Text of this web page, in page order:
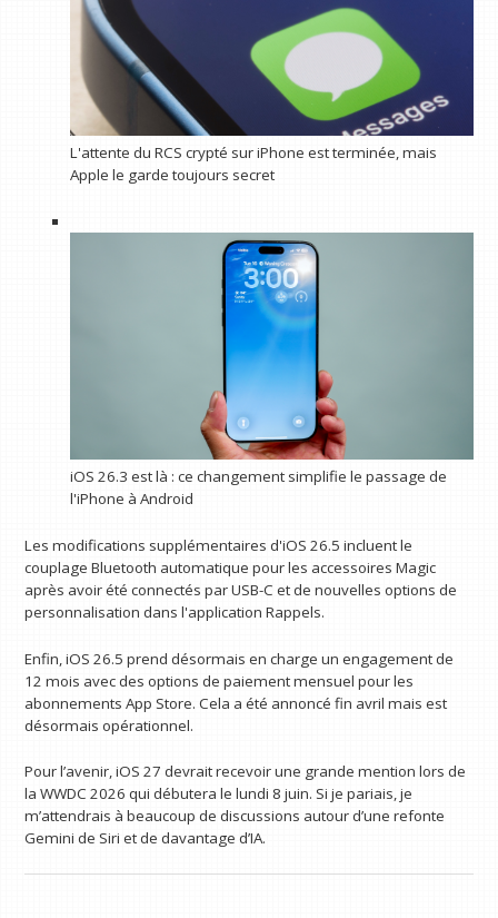
L'attente du RCS crypté sur iPhone est terminée, mais
Apple le garde toujours secret
iOS 26.3 est là : ce changement simplifie le passage de
l'iPhone à Android
Les modifications supplémentaires d'iOS 26.5 incluent le
couplage Bluetooth automatique pour les accessoires Magic
après avoir été connectés par USB-C et de nouvelles options de
personnalisation dans l'application Rappels.
Enfin, iOS 26.5 prend désormais en charge un engagement de
12 mois avec des options de paiement mensuel pour les
abonnements App Store. Cela a été annoncé fin avril mais est
désormais opérationnel.
Pour l’avenir, iOS 27 devrait recevoir une grande mention lors de
la WWDC 2026 qui débutera le lundi 8 juin. Si je pariais, je
m’attendrais à beaucoup de discussions autour d’une refonte
Gemini de Siri et de davantage d’IA.